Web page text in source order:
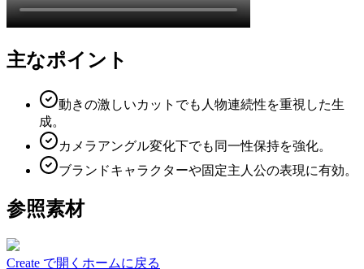
主なポイント
動きの激しいカットでも人物連続性を重視した生
成。
カメラアングル変化下でも同一性保持を強化。
ブランドキャラクターや固定主人公の表現に有効。
参照素材
Create で開く ホームに戻る